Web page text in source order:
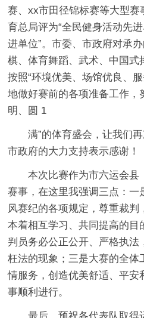
赛、xx市田径锦标赛等大型
育总局评为“全民健身活动先
进单位”。市委、市政府对承
棋、体育舞蹈、武术、中国式
按照“环境优美、场馆优良、
地做好赛前的各项准备工作，
明、圆 1
满”的体育盛会，让我们
市政府的大力支持表示感谢！
本次比赛作为市六运会县
赛事，在这里我强调三点：一
风赛纪的各项规定，尊重裁判
本着相互学习、共同提高的目
判员务必公正公开、严格执法
枉法的现象；三是大赛的全体
情服务，创造优美舒适、平安
事顺利进行。